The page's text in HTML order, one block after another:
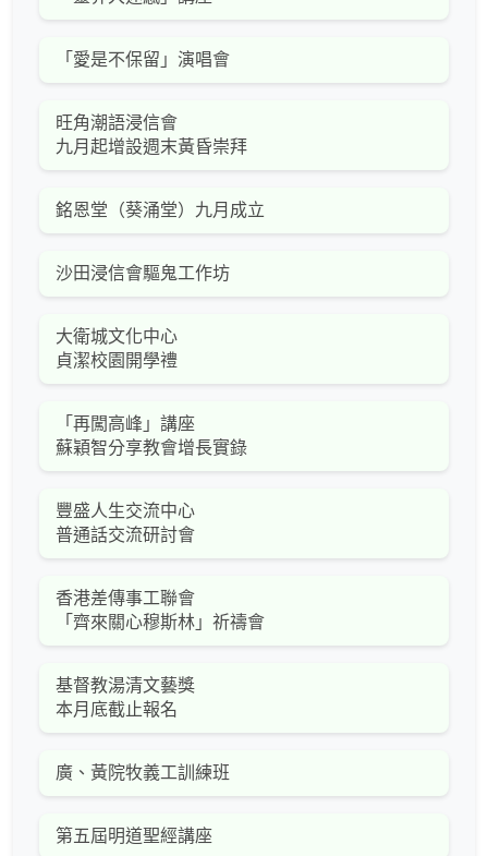
「愛是不保留」演唱會
旺角潮語浸信會
九月起增設週末黃昏崇拜
銘恩堂（葵涌堂）九月成立
沙田浸信會驅鬼工作坊
大衛城文化中心
貞潔校園開學禮
「再闖高峰」講座
蘇穎智分享教會增長實錄
豐盛人生交流中心
普通話交流研討會
香港差傳事工聯會
「齊來關心穆斯林」祈禱會
基督教湯清文藝獎
本月底截止報名
廣、黃院牧義工訓練班
第五屆明道聖經講座